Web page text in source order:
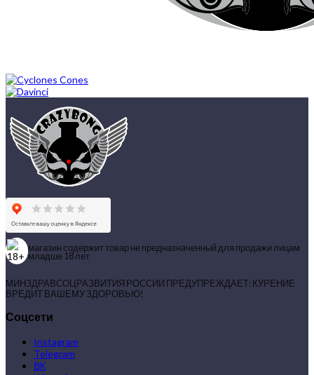
магазин содержит товар не предназначенный для продажи лицам
младше 18 лет
МИНЗДРАВСОЦРАЗВИТИЯ РОССИИ ПРЕДУПРЕЖДАЕТ: КУРЕНИЕ
ВРЕДИТ ВАШЕМУ ЗДОРОВЬЮ!
Соцсети
Instagram
Telegram
ВК